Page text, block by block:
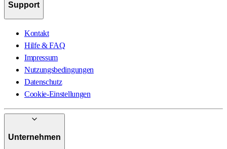
Support
Kontakt
Hilfe & FAQ
Impressum
Nutzungsbedingungen
Datenschutz
Cookie-Einstellungen
Unternehmen